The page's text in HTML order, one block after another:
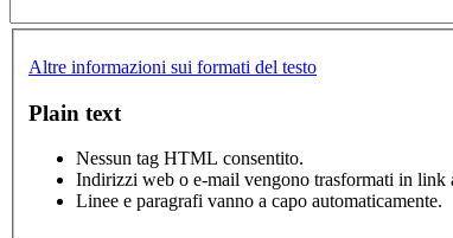
Altre informazioni sui formati del testo
Plain text
Nessun tag HTML consentito.
Indirizzi web o e-mail vengono trasformati in link
Linee e paragrafi vanno a capo automaticamente.